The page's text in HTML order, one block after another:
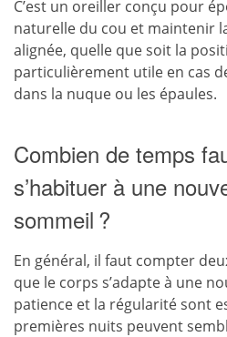
C’est un oreiller conçu pour
naturelle du cou et maintenir
alignée, quelle que soit la
particulièrement utile en cas
dans la nuque ou les épaules.
Combien de temps
s’habituer à une
sommeil ?
En général, il faut compter
que le corps s’adapte à une
patience et la régularité sont
premières nuits peuvent